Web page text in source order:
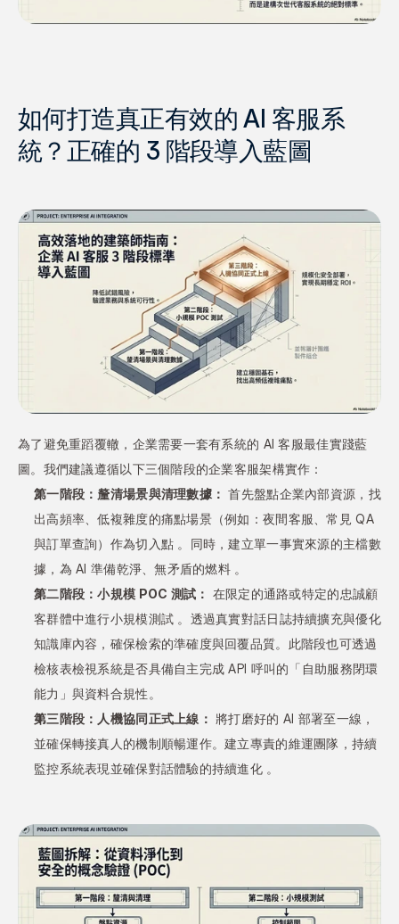
如何打造真正有效的 AI 客服系
統？正確的 3 階段導入藍圖
為了避免重蹈覆轍，企業需要一套有系統的 AI 客服最佳實踐藍
圖。我們建議遵循以下三個階段的企業客服架構實作：
第一階段：釐清場景與清理數據： 首先盤點企業內部資源，找
出高頻率、低複雜度的痛點場景（例如：夜間客服、常見 QA
與訂單查詢）作為切入點 。同時，建立單一事實來源的主檔數
據，為 AI 準備乾淨、無矛盾的燃料 。
第二階段：小規模 POC 測試： 在限定的通路或特定的忠誠顧
客群體中進行小規模測試 。透過真實對話日誌持續擴充與優化
知識庫內容，確保檢索的準確度與回覆品質。此階段也可透過
檢核表檢視系統是否具備自主完成 API 呼叫的「自助服務閉環
能力」與資料合規性。
第三階段：人機協同正式上線： 將打磨好的 AI 部署至一線，
並確保轉接真人的機制順暢運作。建立專責的維運團隊，持續
監控系統表現並確保對話體驗的持續進化 。